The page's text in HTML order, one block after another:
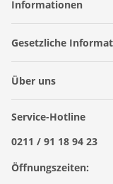
Informationen
Gesetzliche
Über uns
Service-Hotline
0211 / 91 18 94 23
Öffnungszeiten: